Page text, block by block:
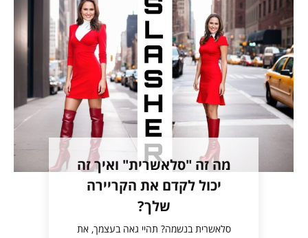
מה זה "סלאשרית" ואיך זה
יכול לקדם את הקריירה
שלך?
סלאשרית בנשמה? תהיי גאה בעצמך, את